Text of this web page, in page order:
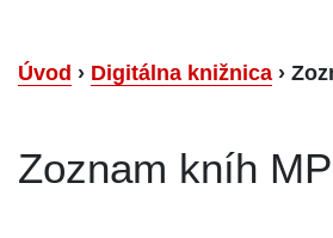
Úvod › Digitálna knižnica ›
Zoznam kníh